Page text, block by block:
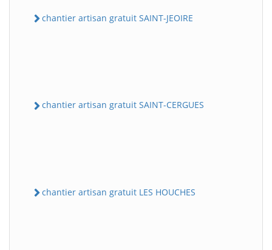
chantier artisan gratuit SAINT-JEOIRE
chantier artisan gratuit SAINT-CERGUES
chantier artisan gratuit LES HOUCHES